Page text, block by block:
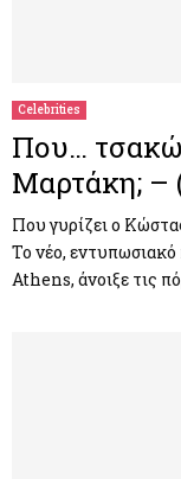
Celebrities
Που…
Μαρτάκη; –
Που γυρίζει ο
Το νέο,
Athens, άνοιξε τις